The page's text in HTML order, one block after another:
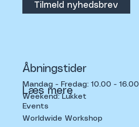
Tilmeld nyhedsbrev
Åbningstider
Mandag - Fredag: 10.00 - 16.00
Weekend: Lukket
Læs mere
Events
Worldwide Workshop